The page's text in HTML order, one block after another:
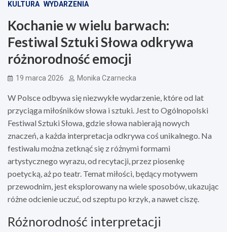
KULTURA WYDARZENIA
Kochanie w wielu barwach:
Festiwal Sztuki Słowa odkrywa
różnorodność emocji
19 marca 2026 Monika Czarnecka
W Polsce odbywa się niezwykłe wydarzenie, które od lat
przyciąga miłośników słowa i sztuki. Jest to Ogólnopolski
Festiwal Sztuki Słowa, gdzie słowa nabierają nowych
znaczeń, a każda interpretacja odkrywa coś unikalnego. Na
festiwalu można zetknąć się z różnymi formami
artystycznego wyrazu, od recytacji, przez piosenkę
poetycką, aż po teatr. Temat miłości, będący motywem
przewodnim, jest eksplorowany na wiele sposobów, ukazując
różne odcienie uczuć, od szeptu po krzyk, a nawet ciszę.
Różnorodność interpretacji